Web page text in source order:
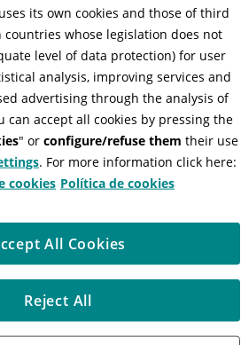
con laPolítica de Privacidad
privacidad está establecida
its own cookies and those of third
countries whose legislation does not
level of data protection) for user
analysis, improving services and
advertising through the analysis of
can accept all cookies by pressing the
" or configure/refuse them their use
. For more information click here:
cookies Política de cookies
Reject All
All Cookies